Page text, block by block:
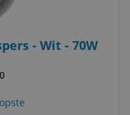
- Wit - 70W